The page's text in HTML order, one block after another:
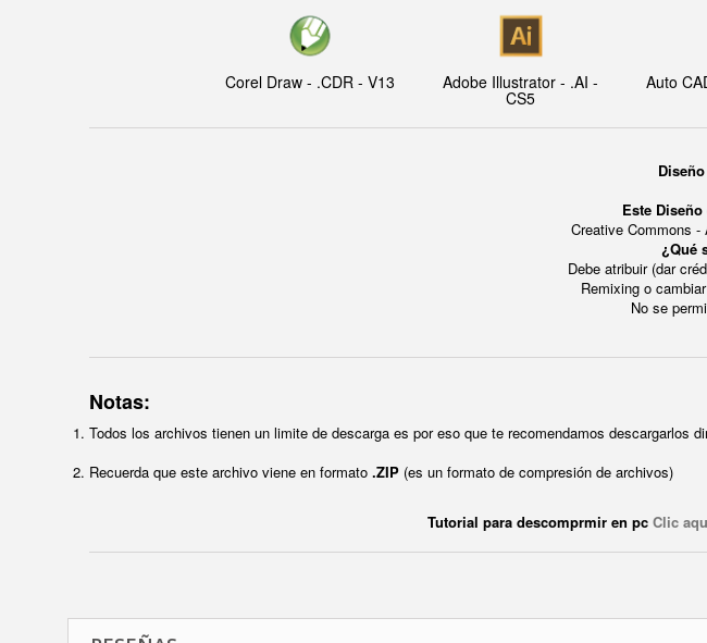
Corel Draw - .CDR - V13 Adobe Illustrator - .AI -
CS5
Auto
Este
Creative Commons -
¿Qué
Debe atribuir (dar
Remixing o
No se
Notas:
Todos los archivos tienen un limite de descarga es por eso que te recomendamos descargarlos
Recuerda que este archivo viene en formato .ZIP (es un formato de compresión de archivos)
Tutorial para descomprmir en pc Clic